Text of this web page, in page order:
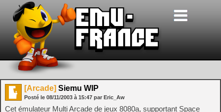
[Arcade] Siemu WIP
Posté le 08/11/2003 à 15:47 par Eric_Aw
Cet émulateur Multi Arcade de jeux 8080a, supportant Space